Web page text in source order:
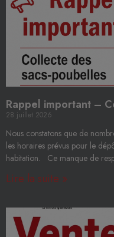
Rappel important –
28 juillet 2026
Nous constatons que de
les horaires prévus pour le
habitation. Ce manque de
Lire la suite »